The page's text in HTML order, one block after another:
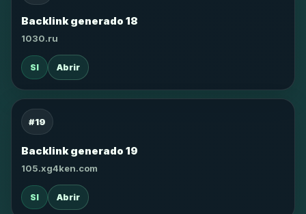
Backlink generado 18
1030.ru
SI Abrir
#19
Backlink generado 19
105.xg4ken.com
SI Abrir